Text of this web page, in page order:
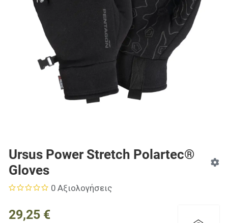
Ursus Power Stretch Polartec®
Gloves
0 Αξιολογήσεις
29,25 €